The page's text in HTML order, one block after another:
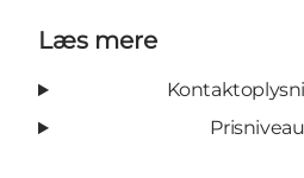
Læs mere
Prisniveau